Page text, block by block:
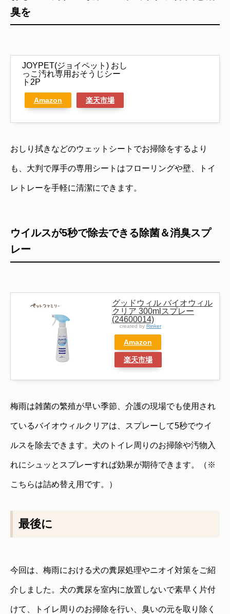
臭を
JOYPET(ジョイペット) おし
っこ汚れ専用おそうじシー
ト2P
Amazon 楽天市場
おしり拭きなどのウェットシートでお掃除をするより
も、大判で厚手の専用シートはフローリングや壁、トイ
レトレーを手軽に清潔にできます。
ウイルスが5秒で除去できる除菌＆消臭スプ
レー
グッドウィル バイオウィル
クリア 300mlスプレー
(24600014)
created by Rinker
Amazon
楽天市場
梅雨は雑菌の繁殖が早い季節、介護の現場でも使用され
ているバイオウィルクリアは、スプレーして5秒でウイ
ルスを除去できます。犬のトイレ周りのお掃除や汚物入
れにシュッとスプレーすれば効果が期待できます。（※
こちらは詰め替え用です。）
最後に
今回は、梅雨における犬の糞尿処理やニオイ対策をご紹
介しました。犬の糞尿を室内に放置しないで素早く片付
けて、トイレ周りのお掃除を行い、臭いの元を取り除く